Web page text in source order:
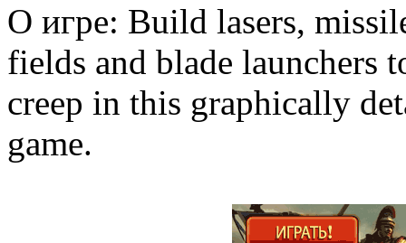
О игре: Build lasers,
fields and blade launchers
creep in this graphically
game.